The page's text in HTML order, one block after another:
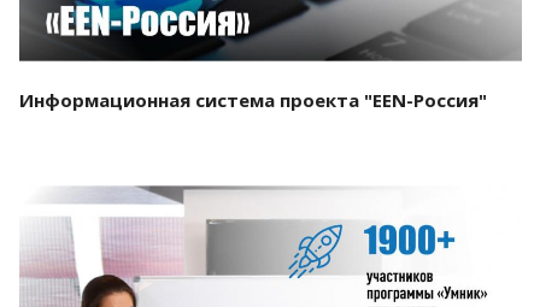
Информационная система проекта "EEN-Россия"